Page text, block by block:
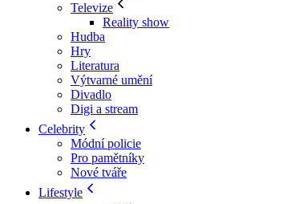
Televize
Reality show
Hudba
Hry
Literatura
Výtvarné umění
Divadlo
Digi a stream
Celebrity
Módní policie
Pro pamětníky
Nové tváře
Lifestyle